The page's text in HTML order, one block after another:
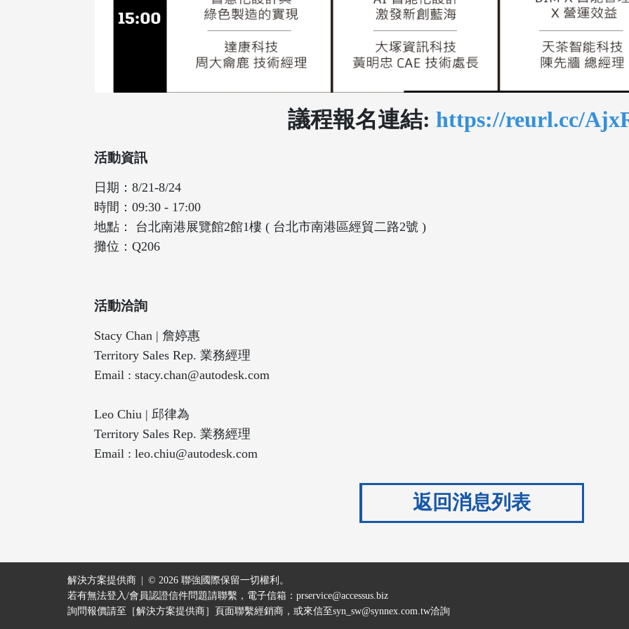
議程報名連結: https://reurl.cc/
活動資訊
日期：8/21-8/24
時間：09:30 - 17:00
地點： 台北南港展覽館2館1樓 ( 台北市南港區經貿二路2號 )
攤位：Q206
活動洽詢
Stacy Chan | 詹婷惠
Territory Sales Rep. 業務經理
Email :stacy.chan@autodesk.com
Leo Chiu | 邱律為
Territory Sales Rep. 業務經理
Email :leo.chiu@autodesk.com
返回消息列表
解決方案提供商
© 2026 聯強國際保留一切權利。
若有無法登入/會員認證信件問題請聯繫，電子信箱： prservice@accessus.biz
詢問報價請至［解決方案提供商］頁面聯繫經銷商，或來信至syn_sw@synnex.com.tw洽詢